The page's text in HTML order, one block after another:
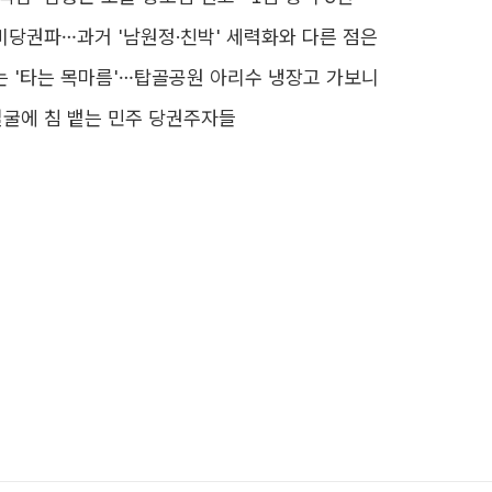
당권파…과거 '남원정·친박' 세력화와 다른 점은
'타는 목마름'…탑골공원 아리수 냉장고 가보니
에 침 뱉는 민주 당권주자들